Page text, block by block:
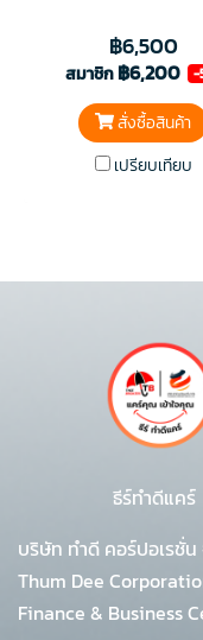
ชีวิตฟิต พร้อมบริการช่วย
ฉุกเฉิน 24 ชม.
฿6,500
สมาชิก฿6,200 -
สั่งซื้อสินค้า
เปรียบเทียบ
ธีร์ทำดีแคร์
บริษัท ทำดี คอร์ปอเรชั่น
Thum Dee
Finance & Business